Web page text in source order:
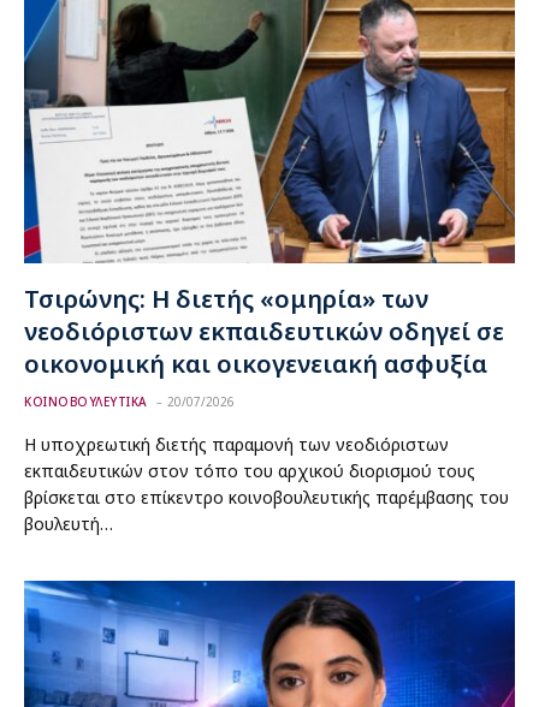
Τσιρώνης: Η διετής «ομηρία» των
νεοδιόριστων εκπαιδευτικών οδηγεί σε
οικονομική και οικογενειακή ασφυξία
ΚΟΙΝΟΒΟΥΛΕΥΤΙΚΑ 20/07/2026
Η υποχρεωτική διετής παραμονή των νεοδιόριστων
εκπαιδευτικών στον τόπο του αρχικού διορισμού τους
βρίσκεται στο επίκεντρο κοινοβουλευτικής παρέμβασης του
βουλευτή…